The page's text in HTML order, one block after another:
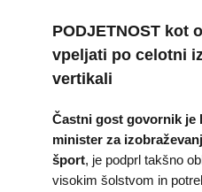
PODJETNOST kot
vpeljati po celotni
vertikali
Častni gost govornik je
minister za
šport, je podprl takšno
visokim šolstvom in